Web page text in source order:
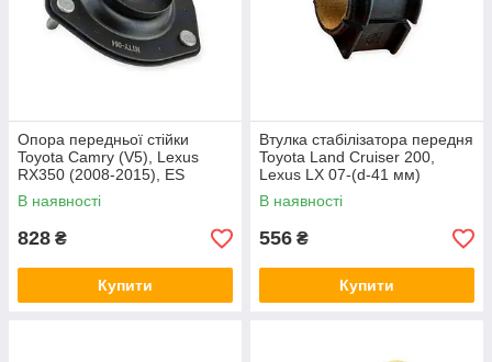
Опора передньої стійки
Toyota Camry (V5), Lexus
RX350 (2008-2015), ES
(2012-) NTY
В наявності
828 ₴
Купити
Втулка стабілізатора передня
Toyota Land Cruiser 200,
Lexus LX 07-(d-41 мм)
SPIDAN
В наявності
556 ₴
Купити